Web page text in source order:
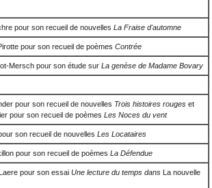
pour son recueil de nouvelles La Fraise d'automne
pour son recueil de poèmes Contrée
Mersch pour son étude sur La genèse de Madame Bovary
pour son recueil de nouvelles Trois histoires rouges et
pour son recueil de poèmes Les Noces du vent
son recueil de nouvelles Les Locataires
pour son recueil de poèmes La Défendue
pour son essai Une lecture du temps dans La nouvelle